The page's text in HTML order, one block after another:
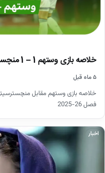
خلاصه بازی وستهم 1 – 1 منچسترسیتی (لیگ برتر انگلیس)
۵ ماه قبل
خلاصه بازی وستهم مقابل
فصل 26-2025
اخبار